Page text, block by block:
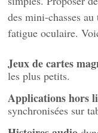
des mini-chasses
fatigue oculaire.
Jeux de cartes
les plus petits.
Applications hors
synchronisées sur